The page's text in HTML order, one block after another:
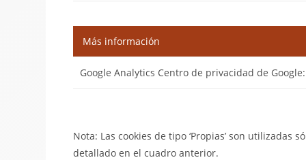
Más información
Google Analytics Centro de privacidad de
Nota: Las cookies de tipo ‘Propias’ son utilizadas
detallado en el cuadro anterior.